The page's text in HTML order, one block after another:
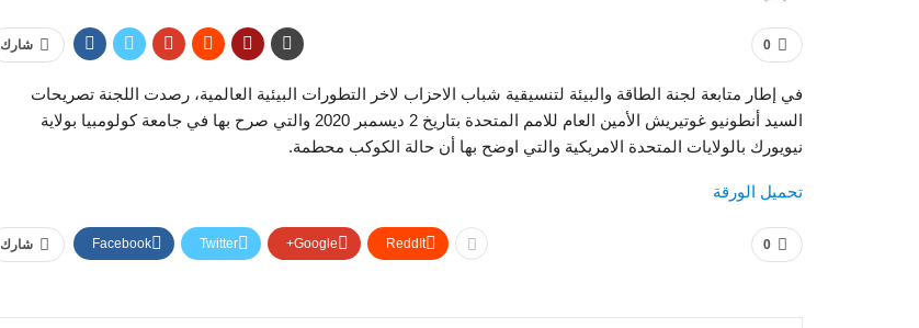
0 شارك
في إطار متابعة لجنة الطاقة والبيئة لتنسيقية شباب الاحزاب لاخر التطورات البيئية العالمية، رصدت اللجنة تصريحات
السيد أنطونيو غوتيريش الأمين العام للامم المتحدة بتاريخ 2 ديسمبر 2020 والتي صرح بها في جامعة كولومبيا بولاية
نيويورك بالولايات المتحدة الامريكية والتي اوضح بها أن حالة الكوكب محطمة.
تحميل الورقة
0 شارك Facebook Twitter Google+ ReddIt